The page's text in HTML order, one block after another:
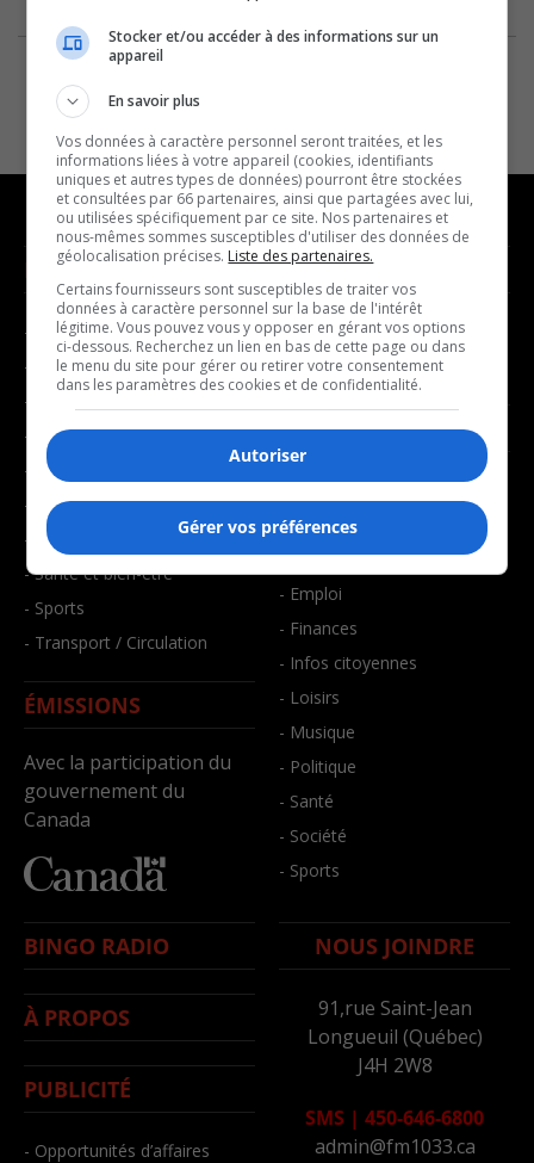
NOUVELLES
- Affaires municipales
- Communauté / Social
- Culture
- Économie
- Éducation
- Environnement
- Faits divers
- Santé et bien-être
- Sports
- Transport / Circulation
ÉMISSIONS
Avec la participation du
gouvernement du
Canada
MUSIQUE
- Décompte franco
- Joué récemment
BALADOS
- Art de vivre
- Bien-être
- Emploi
- Finances
- Infos citoyennes
- Loisirs
- Musique
- Politique
- Santé
- Société
- Sports
BINGO RADIO
À PROPOS
PUBLICITÉ
- Opportunités d’affaires
NOUS JOINDRE
91,rue Saint-Jean
Longueuil (Québec)
J4H 2W8
SMS | 450-646-6800
admin@fm1033.ca
Stocker et/ou accéder à des informations sur un
appareil
En savoir plus
Vos données à caractère personnel seront traitées, et les
informations liées à votre appareil (cookies, identifiants
uniques et autres types de données) pourront être stockées
et consultées par 66 partenaires, ainsi que partagées avec lui,
ou utilisées spécifiquement par ce site. Nos partenaires et
nous-mêmes sommes susceptibles d'utiliser des données de
géolocalisation précises. Liste des partenaires.
Certains fournisseurs sont susceptibles de traiter vos
données à caractère personnel sur la base de l'intérêt
légitime. Vous pouvez vous y opposer en gérant vos options
ci-dessous. Recherchez un lien en bas de cette page ou dans
le menu du site pour gérer ou retirer votre consentement
dans les paramètres des cookies et de confidentialité.
Autoriser
Gérer vos préférences